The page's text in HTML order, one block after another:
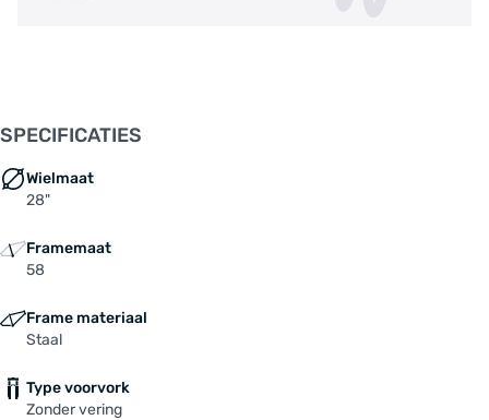
SPECIFICATIES
Wielmaat
28"
Framemaat
58
Frame materiaal
Staal
Type voorvork
Zonder vering